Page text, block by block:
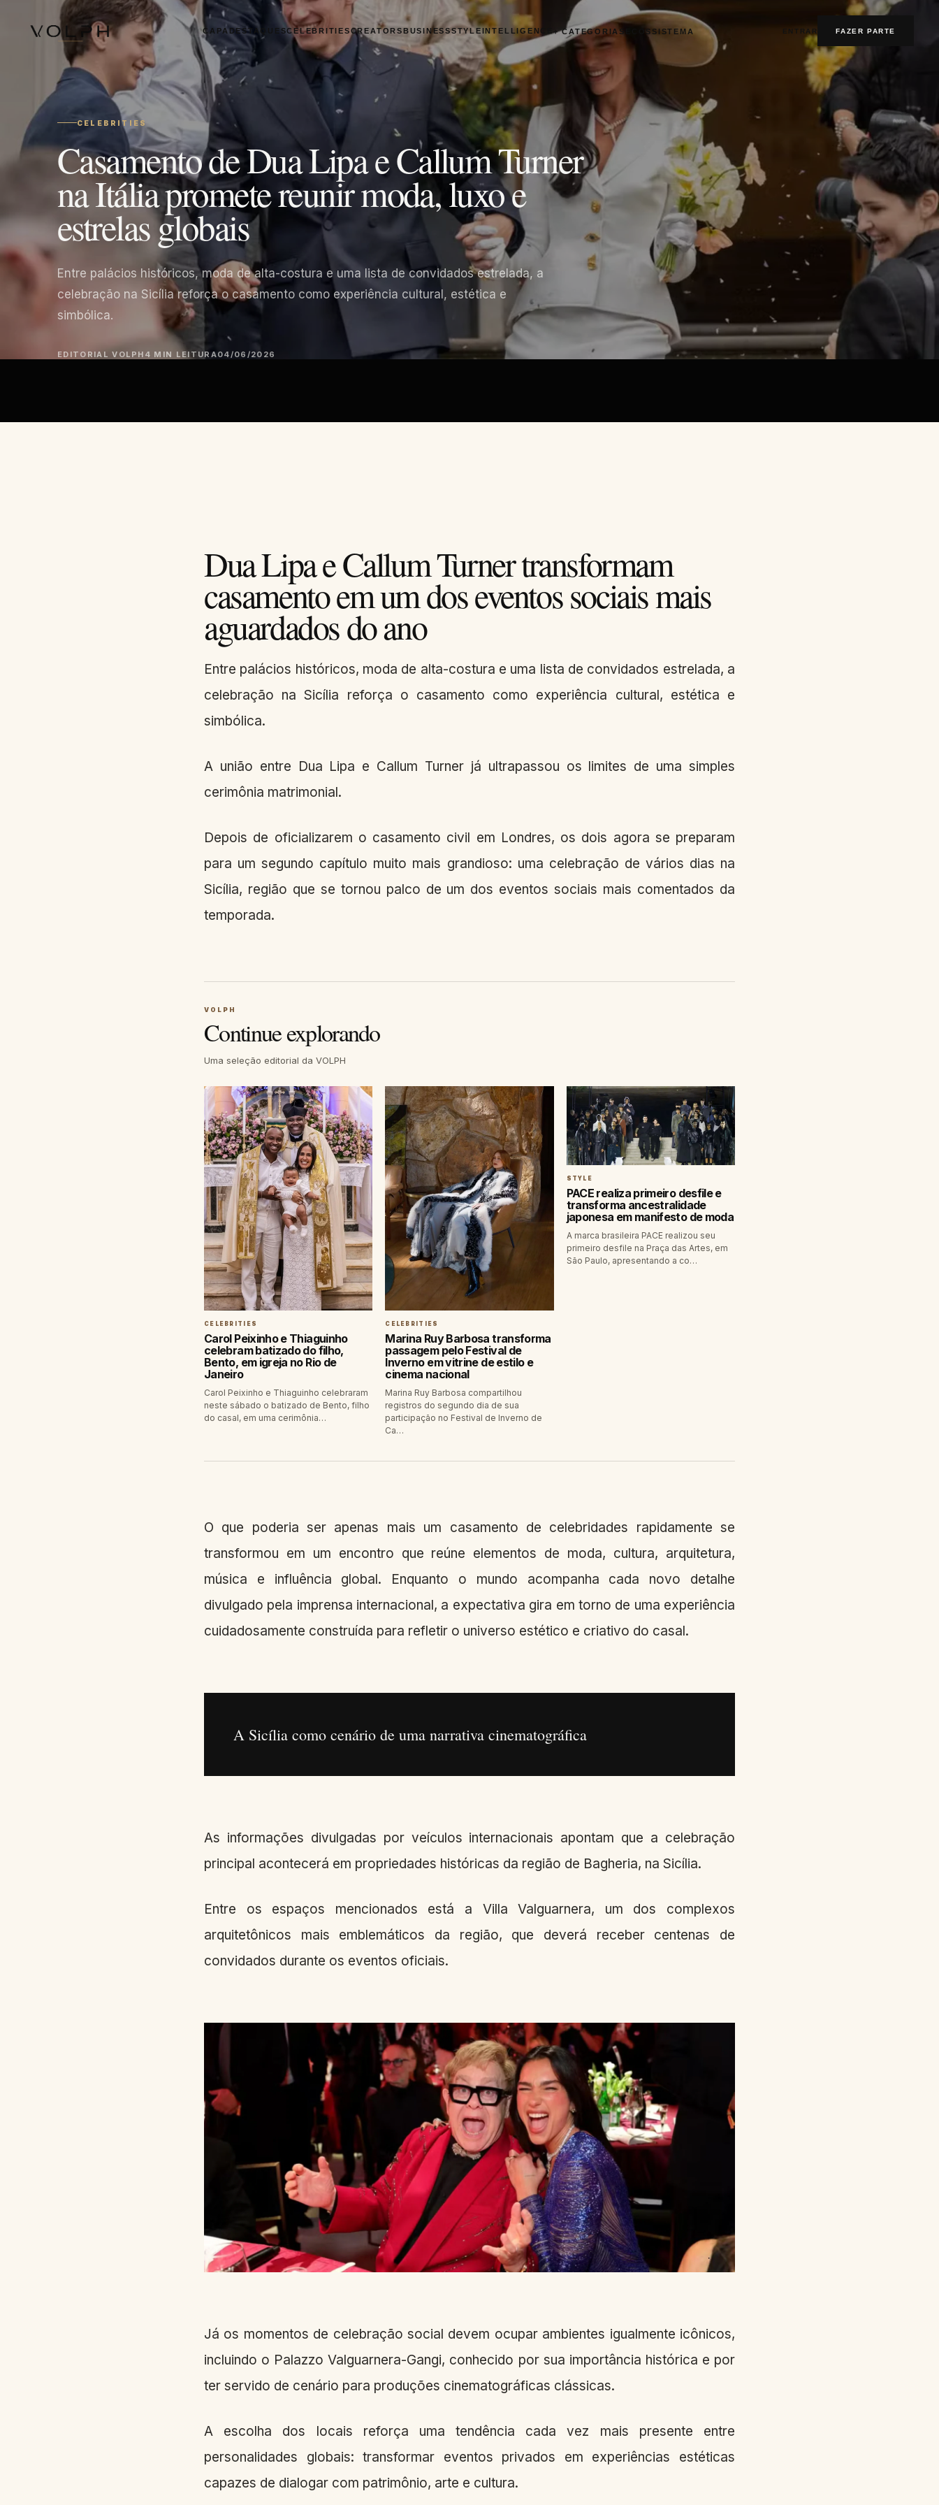
CAPA DESTAQUESCELEBRITIESCREATORSBUSINESSSTYLEINTELLIGENCE + CATEGORIAS ECOSSISTEMA ENTRAR FAZER PARTE
CELEBRITIES
Casamento de Dua Lipa e Callum Turner
na Itália promete reunir moda, luxo e
estrelas globais
Entre palácios históricos, moda de alta-costura e uma lista de convidados estrelada, a
celebração na Sicília reforça o casamento como experiência cultural, estética e
simbólica.
EDITORIAL VOLPH 4 MIN LEITURA04/06/2026
Dua Lipa e Callum Turner transformam
casamento em um dos eventos sociais mais
aguardados do ano
Entre palácios históricos, moda de alta-costura e uma lista de convidados estrelada, a
celebração na Sicília reforça o casamento como experiência cultural, estética e
simbólica.
A união entre Dua Lipa e Callum Turner já ultrapassou os limites de uma simples
cerimônia matrimonial.
Depois de oficializarem o casamento civil em Londres, os dois agora se preparam
para um segundo capítulo muito mais grandioso: uma celebração de vários dias na
Sicília, região que se tornou palco de um dos eventos sociais mais comentados da
temporada.
VOLPH
Continue explorando
Uma seleção editorial da VOLPH
CELEBRITIES
Carol Peixinho e Thiaguinho
celebram batizado do filho,
Bento, em igreja no Rio de
Janeiro
Carol Peixinho e Thiaguinho celebraram
neste sábado o batizado de Bento, filho
do casal, em uma cerimônia…
CELEBRITIES
Marina Ruy Barbosa transforma
passagem pelo Festival de
Inverno em vitrine de estilo e
cinema nacional
Marina Ruy Barbosa compartilhou
registros do segundo dia de sua
participação no Festival de Inverno de
Ca…
STYLE
PACE realiza primeiro desfile e
transforma ancestralidade
japonesa em manifesto de moda
A marca brasileira PACE realizou seu
primeiro desfile na Praça das Artes, em
São Paulo, apresentando a co…
O que poderia ser apenas mais um casamento de celebridades rapidamente se
transformou em um encontro que reúne elementos de moda, cultura, arquitetura,
música e influência global. Enquanto o mundo acompanha cada novo detalhe
divulgado pela imprensa internacional, a expectativa gira em torno de uma experiência
cuidadosamente construída para refletir o universo estético e criativo do casal.
A Sicília como cenário de uma narrativa cinematográfica
As informações divulgadas por veículos internacionais apontam que a celebração
principal acontecerá em propriedades históricas da região de Bagheria, na Sicília.
Entre os espaços mencionados está a Villa Valguarnera, um dos complexos
arquitetônicos mais emblemáticos da região, que deverá receber centenas de
convidados durante os eventos oficiais.
Já os momentos de celebração social devem ocupar ambientes igualmente icônicos,
incluindo o Palazzo Valguarnera-Gangi, conhecido por sua importância histórica e por
ter servido de cenário para produções cinematográficas clássicas.
A escolha dos locais reforça uma tendência cada vez mais presente entre
personalidades globais: transformar eventos privados em experiências estéticas
capazes de dialogar com patrimônio, arte e cultura.